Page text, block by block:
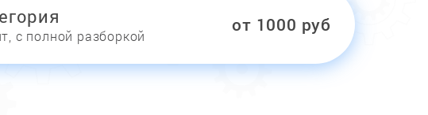
с полной разборкой
от 1000 руб